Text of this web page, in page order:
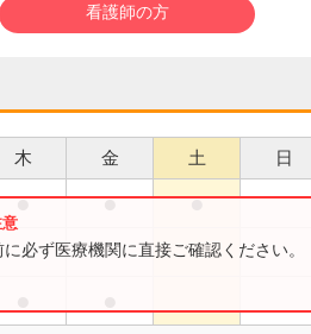
看護師の方
木 金 土 日
● ● ●
必ず医療機関に直接ご確認ください。